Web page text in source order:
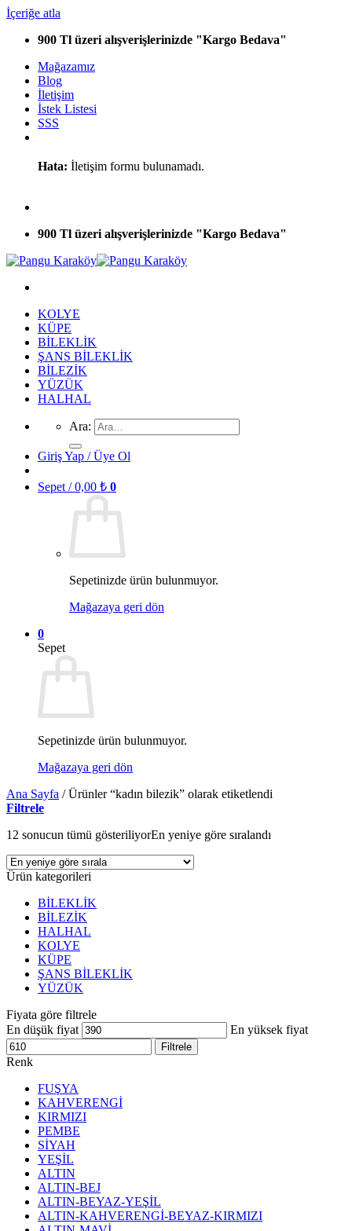
İçeriğe atla
900 Tl üzeri alışverişlerinizde "Kargo Bedava"
Mağazamız
Blog
İletişim
İstek Listesi
SSS
Hata: İletişim formu bulunamadı.
900 Tl üzeri alışverişlerinizde "Kargo Bedava"
KOLYE
KÜPE
BİLEKLİK
ŞANS BİLEKLİK
BİLEZİK
YÜZÜK
HALHAL
Ara:
Giriş Yap / Üye Ol
Sepet /0,00 ₺ 0
Sepetinizde ürün bulunmuyor.
Mağazaya geri dön
0
Sepet
Sepetinizde ürün bulunmuyor.
Mağazaya geri dön
Ana Sayfa /Ürünler “kadın bilezik” olarak etiketlendi
Filtrele
12 sonucun tümü gösteriliyorEn yeniye göre sıralandı
Ürün kategorileri
BİLEKLİK
BİLEZİK
HALHAL
KOLYE
KÜPE
ŞANS BİLEKLİK
YÜZÜK
Fiyata göre filtrele
En düşük fiyat
En yüksek fiyat
Filtrele
Renk
FUŞYA
KAHVERENGİ
KIRMIZI
PEMBE
SİYAH
YEŞİL
ALTIN
ALTIN-BEJ
ALTIN-BEYAZ-YEŞİL
ALTIN-KAHVERENGİ-BEYAZ-KIRMIZI